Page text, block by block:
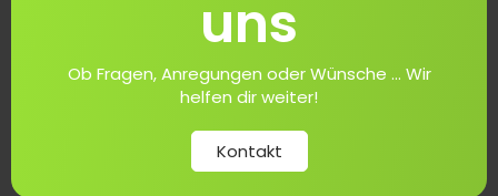
uns
Ob Fragen, Anregungen oder Wünsche ... Wir
helfen dir weiter!
Kontakt